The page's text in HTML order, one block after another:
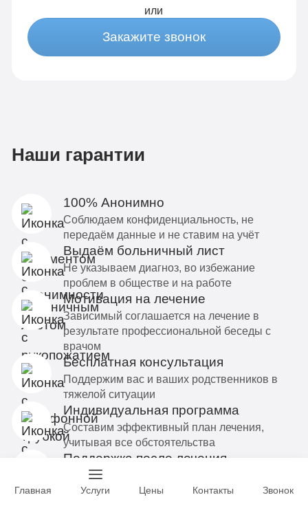
или
Закажите звонок
Наши гарантии
100% Анонимно
Соблюдаем конфиденциальность, не
передаём данные и не ставим на учёт
Выдаём больничный лист
Не указываем диагноз, во избежание
проблем в обществе и на работе
Мотивация на лечение
Зависимый соглашается на лечение в
результате профессиональной беседы с
врачом
Бесплатная консультация
Поддержим вас и ваших родственников в
тяжелой ситуации
Индивидуальная программа
Составим эффективный план лечения,
учитывая все обстоятельства
Поддержка после лечения
Психологическая помощь в социальной
адаптации пациента
Главная Услуги Цены Контакты Звонок